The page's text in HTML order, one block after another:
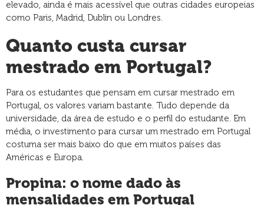
elevado, ainda é mais acessível que outras cidades europeias
como Paris, Madrid, Dublin ou Londres.
Quanto custa cursar
mestrado em Portugal?
Para os estudantes que pensam em cursar mestrado em
Portugal, os valores variam bastante. Tudo depende da
universidade, da área de estudo e o perfil do estudante. Em
média, o investimento para cursar um mestrado em Portugal
costuma ser mais baixo do que em muitos países das
Américas e Europa.
Propina: o nome dado às
mensalidades em Portugal